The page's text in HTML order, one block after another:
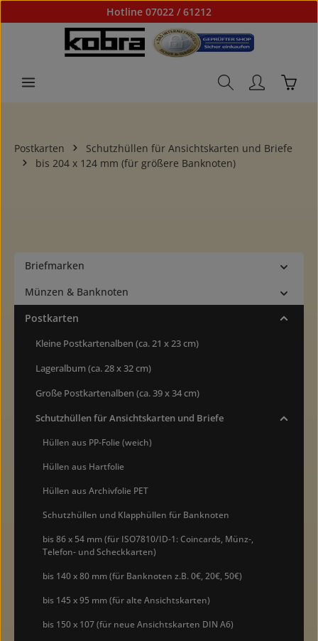
Zum Hauptinhalt springenHotline 07022 / 61212
Postkarten
Schutzhüllen für Ansichtskarten und Briefe
bis 204 x 124 mm (für größere Banknoten)
Briefmarken
Münzen & Banknoten
Postkarten
Kleine Postkartenalben (ca. 21 x 23 cm)
Lageralbum (ca. 28 x 32 cm)
Große Postkartenalben (ca. 39 x 34 cm)
Schutzhüllen für Ansichtskarten und Briefe
Hüllen aus PP-Folie (weich)
Hüllen aus Hartfolie
Hüllen aus Archivfolie PET
Schutzhüllen und Klapphüllen für Banknoten
bis 86 x 54 mm (für ISO7810/ID-1: Coincards, Münz-,
Telefon- und Scheckkarten)
bis 140 x 80 mm (für Banknoten z.B. 0€, 20€, 50€)
bis 145 x 95 mm (für alte Ansichtskarten)
bis 150 x 107 (für neue Ansichtskarten DIN A6)